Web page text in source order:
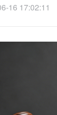
16 17:02:11